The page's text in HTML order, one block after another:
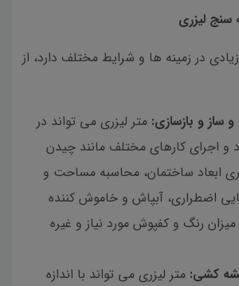
لیزری
در زمینه ها و شرایط مختلف دارد، از
ساز و بازسازی: متر لیزری می تواند در
و اجرای کارهای مختلف مانند چیدن
ابعاد ساختمان، محاسبه مساحت و
اضطراری، آبپاش و خاموش کننده
رنگ و کفپوش مورد نیاز و غیره
کشی: متر لیزری می تواند با اندازه